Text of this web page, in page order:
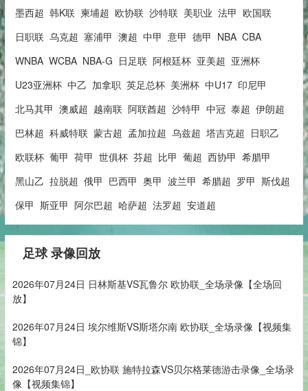
墨西超 韩K联 柬埔超 欧协联 沙特联 美职业 法甲 欧国联
日职联 乌克超 塞浦甲 澳超 中甲 意甲 德甲 NBA CBA
WNBA WCBA NBA-G 日足联 阿根廷杯 亚美超 亚洲杯
U23亚洲杯 中乙 加拿职 英足总杯 美洲杯 中U17 印尼甲
北马其甲 澳威超 越南联 阿联酋超 沙特甲 中冠 泰超 伊朗超
巴林超 科威特联 蒙古超 孟加拉超 乌兹超 塔吉克超 日职乙
欧联杯 葡甲 荷甲 世俱杯 芬超 比甲 葡超 西协甲 希腊甲
黑山乙 拉脱超 俄甲 巴西甲 奥甲 波兰甲 希腊超 罗甲 斯伐超
保甲 斯亚甲 阿尔巴超 哈萨超 法罗超 安道超
足球 录像回放
2026年07月24日 日林斯基VS瓦鲁尔 欧协联_全场录像【全场回
放】
2026年07月24日 埃尔维斯VS斯塔尔南 欧协联_全场录像【视频集
锦】
2026年07月24日_欧协联 施特拉森VS贝尔格莱德游击录像_全场录
像【视频集锦】